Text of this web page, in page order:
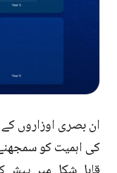
ان بصری اوزاروں
کی اہمیت کو